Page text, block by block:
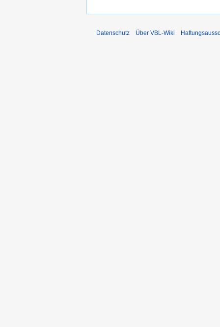
Datenschutz Über VBL-Wiki